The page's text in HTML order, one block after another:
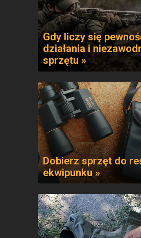
Gdy liczy się
działania i
sprzętu »
Dobierz sprzęt do
ekwipunku »